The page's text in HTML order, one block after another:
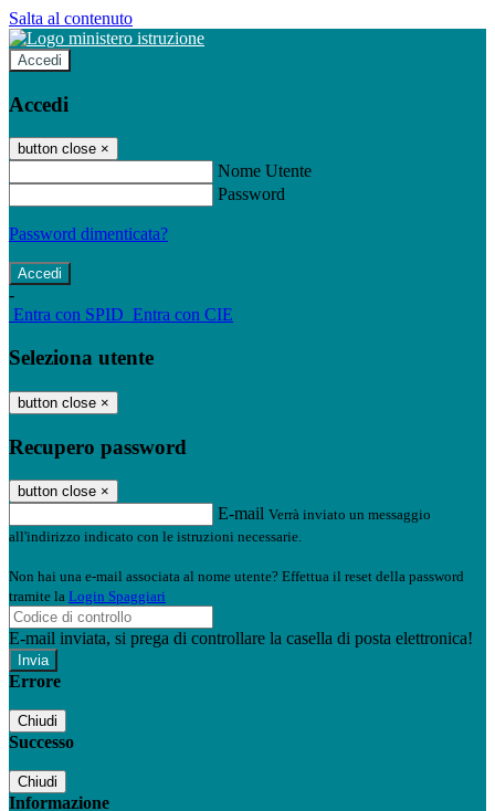
Salta al contenuto
Accedi
Accedi
button close ×
Nome Utente
Password
Password dimenticata?
-
Entra con SPID Entra con CIE
Seleziona utente
button close ×
Recupero password
button close ×
E-mail Verrà inviato un messaggio
all'indirizzo indicato con le istruzioni necessarie.
Non hai una e-mail associata al nome utente? Effettua il reset della password
tramite la Login Spaggiari
E-mail inviata, si prega di controllare la casella di posta elettronica!
Errore
Chiudi
Successo
Chiudi
Informazione